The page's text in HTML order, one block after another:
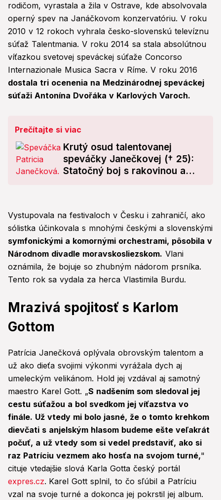
rodičom, vyrastala a žila v Ostrave, kde absolvovala
operný spev na Janáčkovom konzervatóriu. V roku
2010 v 12 rokoch vyhrala česko-slovenskú televíznu
súťaž Talentmania. V roku 2014 sa stala absolútnou
víťazkou svetovej speváckej súťaže Concorso
Internazionale Musica Sacra v Ríme. V roku 2016
dostala tri ocenenia na Medzinárodnej speváckej
súťaži Antonína Dvořáka v Karlových Varoch.
Prečítajte si viac
Krutý osud talentovanej
speváčky Janečkovej († 25):
Statočný boj s rakovinou a
Vystupovala na festivaloch v Česku i zahraničí, ako
sólistka účinkovala s mnohými českými a slovenskými
symfonickými a komornými orchestrami, pôsobila v
Národnom divadle moravskosliezskom. Vlani
oznámila, že bojuje so zhubným nádorom prsníka.
Tento rok sa vydala za herca Vlastimila Burdu.
Mrazivá spojitosť s Karlom
Gottom
Patrícia Janečková oplývala obrovským talentom a
už ako dieťa svojimi výkonmi vyrážala dych aj
umeleckým velikánom. Hold jej vzdával aj samotný
maestro Karel Gott. „S nadšením som sledoval jej
cestu súťažou a bol svedkom jej víťazstva vo
finále. Už vtedy mi bolo jasné, že o tomto krehkom
dievčati s anjelským hlasom budeme ešte veľakrát
počuť, a už vtedy som si vedel predstaviť, ako si
raz Patríciu vezmem ako hosťa na svojom turné,"
cituje vtedajšie slová Karla Gotta český portál
expres.cz. Karel Gott splnil, to čo sľúbil a Patríciu
vzal na svoje turné a dokonca jej pokrstil jej album.